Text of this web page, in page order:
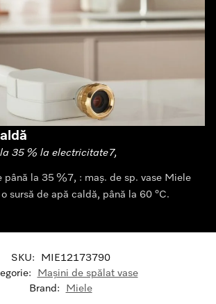
35 % la electricitate7,
până la 35 %7, : maș. de sp. vase Miele
sursă de apă caldă, până la 60 °C.
SKU:
MIE12173790
Mașini de spălat vase
Brand:
Miele